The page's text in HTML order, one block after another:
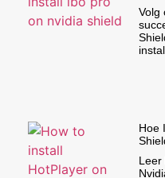
Volg
Hoe
Leer